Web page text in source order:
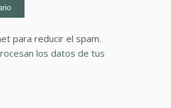
para reducir el spam.
los datos de tus